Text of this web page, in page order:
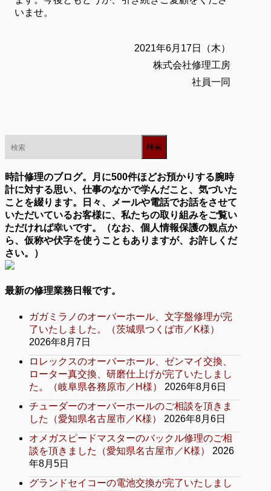
いませ。
2021年6月17日（木）
株式会社修理工房
社員一同
時計修理のブログ。月に500件ほどお預かりする腕時
計に対する思い、仕事のなかで学んだこと、気づいた
ことを綴ります。日々、メールや電話でお話をさせて
いただいているお客様に、私たちの取り組みをご覧い
ただければ幸いです。（なお、個人情報保護の観点か
ら、仮称や伏字を使うこともありますが、お許しくだ
さい。）
最新の修理業務日報です。
ガガミラノのオーバーホール、文字盤修理が完
了いたしました。（茨城県つくば市／K様）
2026年8月7日
ロレックスのオーバーホール、ゼンマイ交換、
ローター真交換、研磨仕上げが完了いたしまし
た。（岐阜県各務原市／H様）
2026年8月6日
チューダーのオーバーホールのご相談を頂きま
した（愛知県名古屋市／K様）
2026年8月6日
オメガスピードマスターのバックル修理のご相
談を頂きました（愛知県名古屋市／K様）
2026
年8月5日
グランドセイコーの電池交換が完了いたしまし